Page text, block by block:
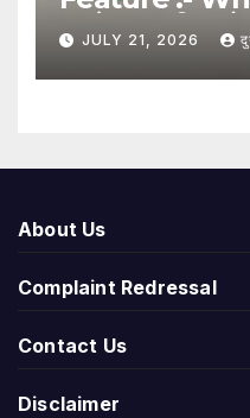
अपडेट, अब बिना
यूजरनेम से हो सकेगा
JULY 21, 2026
About Us
Complaint Redressal
Contact Us
Disclaimer